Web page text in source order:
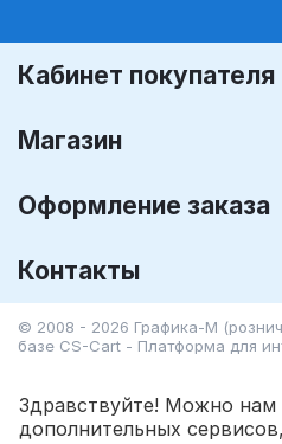
Кабинет покупателя
Магазин
Оформление заказа
Контакты
© 2008 - 2026 Графика-М
базе CS-Cart - Платформа для
Здравствуйте! Можно нам
дополнительных